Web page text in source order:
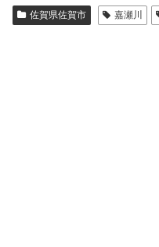
佐賀県佐賀市 嘉瀬川